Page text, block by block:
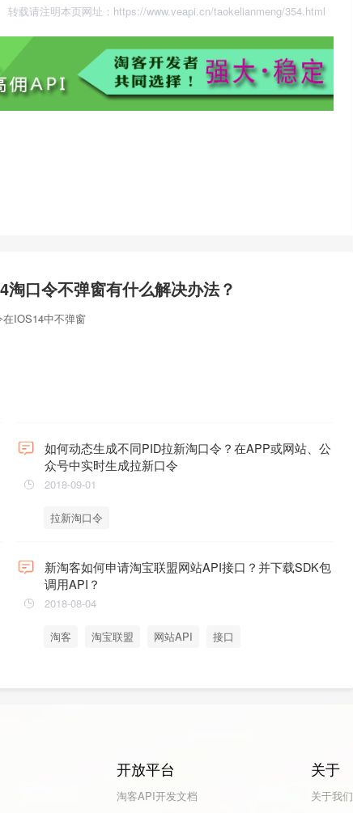
转载请注明本页网址： https://www.veapi.cn/taokelianmeng/354.html
淘口令不弹窗有什么解决办法？
IOS14中不弹窗
如何动态生成不同PID拉新淘口令？在APP或网站、公
众号中实时生成拉新口令
2018-09-01
拉新淘口令
新淘客如何申请淘宝联盟网站API接口？并下载SDK包
调用API？
2018-08-04
淘客 淘宝联盟 网站API 接口
开放平台
淘客API开发文档
关于
关于我们